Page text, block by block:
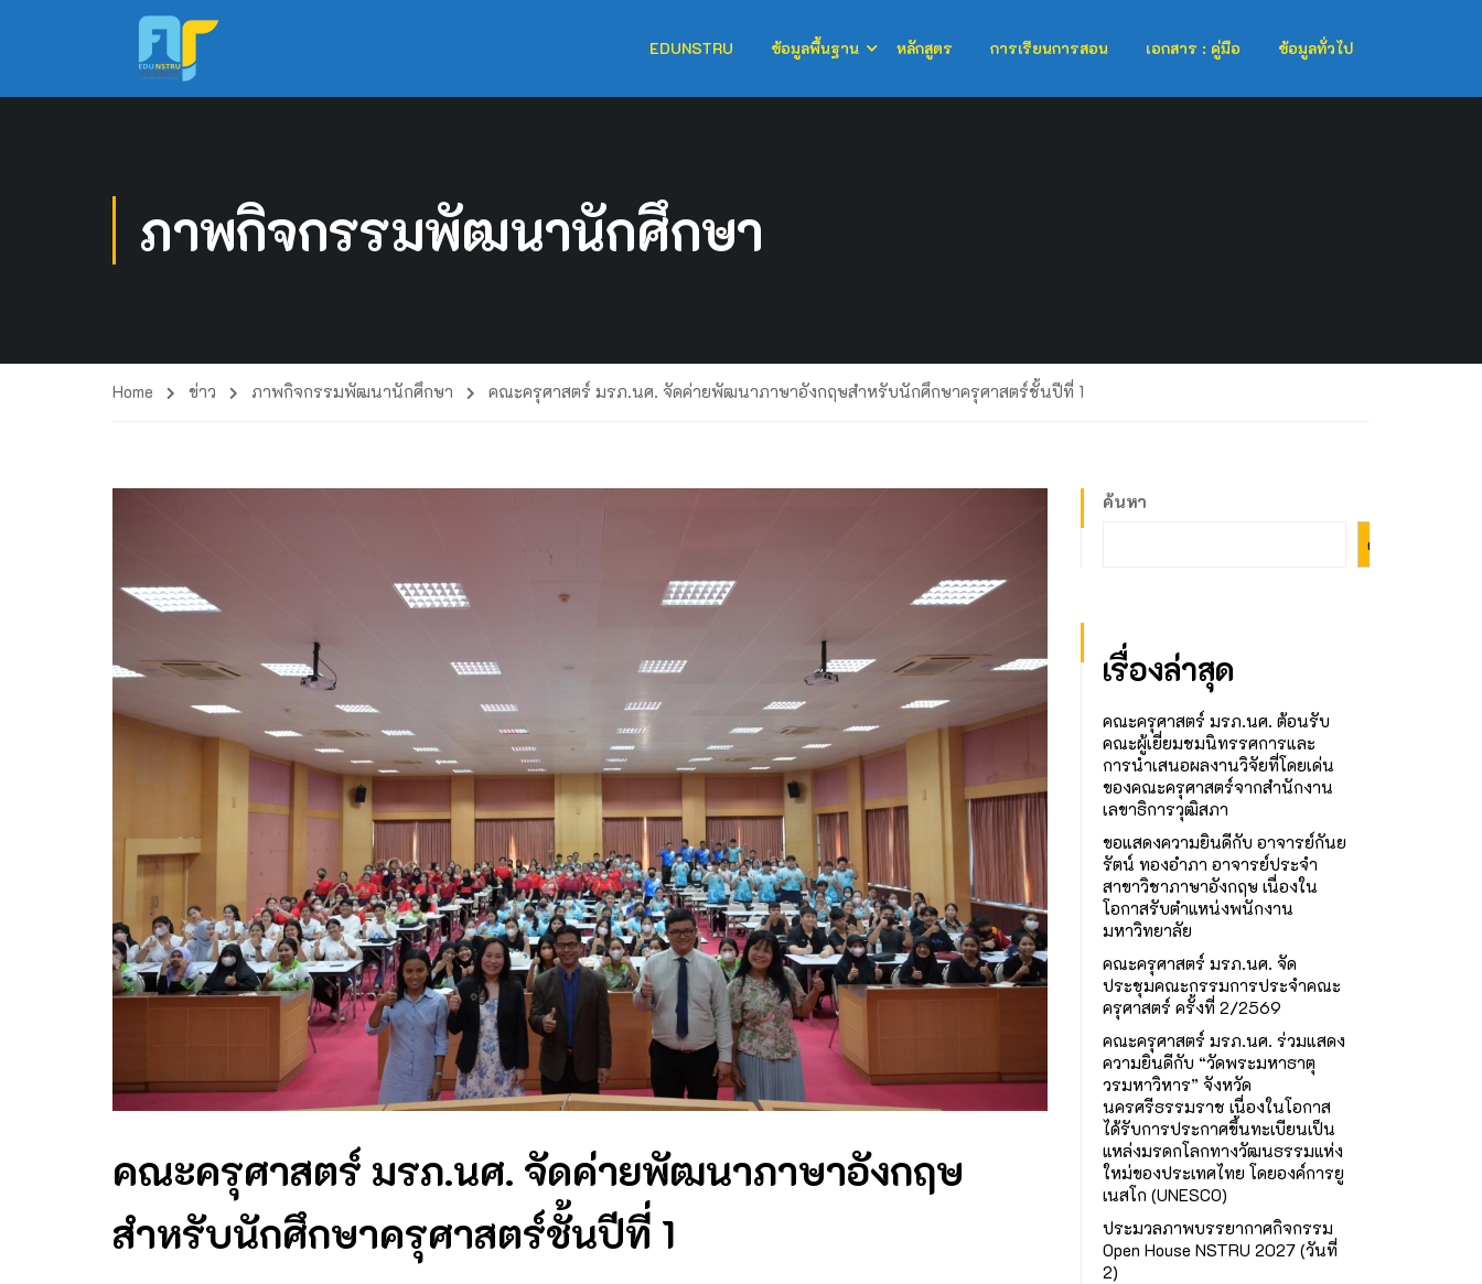
EDUNSTRU ข้อมูลพื้นฐาน หลักสูตร การเรียนการสอน เอกสาร : คู่มือ ข้อมูลทั่วไป
ภาพกิจกรรมพัฒนานักศึกษา
Home ข่าว ภาพกิจกรรมพัฒนานักศึกษา คณะครุศาสตร์ มรภ.นศ. จัดค่ายพัฒนาภาษาอังกฤษสำหรับนักศึกษาครุศาสตร์ชั้นปีที่ 1
คณะครุศาสตร์ มรภ.นศ. จัดค่ายพัฒนาภาษาอังกฤษ
สำหรับนักศึกษาครุศาสตร์ชั้นปีที่ 1
ค้นหา
ค้นหา
เรื่องล่าสุด
คณะครุศาสตร์ มรภ.นศ. ต้อนรับ
คณะผู้เยี่ยมชมนิทรรศการและ
การนำเสนอผลงานวิจัยที่โดยเด่น
ของคณะครุศาสตร์จากสำนักงาน
เลขาธิการวุฒิสภา
ขอแสดงความยินดีกับ อาจารย์กันย
รัตน์ ทองอำภา อาจารย์ประจำ
สาขาวิชาภาษาอังกฤษ เนื่องใน
โอกาสรับตำแหน่งพนักงาน
มหาวิทยาลัย
คณะครุศาสตร์ มรภ.นศ. จัด
ประชุมคณะกรรมการประจำคณะ
ครุศาสตร์ ครั้งที่ 2/2569
คณะครุศาสตร์ มรภ.นศ. ร่วมแสดง
ความยินดีกับ “วัดพระมหาธาตุ
วรมหาวิหาร” จังหวัด
นครศรีธรรมราช เนื่องในโอกาส
ได้รับการประกาศขึ้นทะเบียนเป็น
แหล่งมรดกโลกทางวัฒนธรรมแห่ง
ใหม่ของประเทศไทย โดยองค์การยู
เนสโก (UNESCO)
ประมวลภาพบรรยากาศกิจกรรม
Open House NSTRU 2027 (วันที่
2)